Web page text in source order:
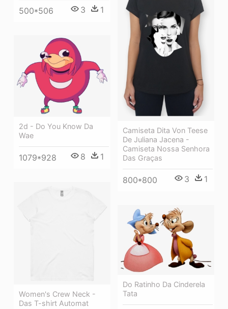
500*506 3 1
Camiseta Dita Von Teese
De Juliana Jacena -
Camiseta Nossa Senhora
Das Graças
800*800 3 1
2d - Do You Know Da
Wae
1079*928 8 1
Women's Crew Neck -
Das T-shirt Automat
Do Ratinho Da Cinderela
Tata